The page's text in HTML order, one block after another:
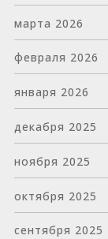
марта 2026
февраля 2026
января 2026
декабря 2025
ноября 2025
октября 2025
сентября 2025